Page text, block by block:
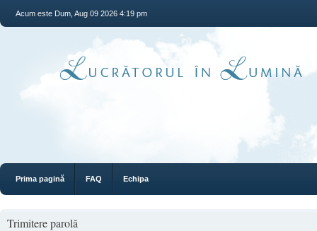
Acum este Dum, Aug 09 2026 4:19 pm
Prima pagină FAQ Echipa
Trimitere parolă